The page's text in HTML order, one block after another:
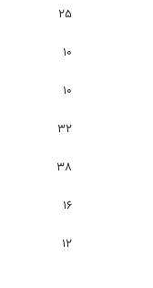
۲۵
۱۰
۱۰
۳۲
۳۸
۱۶
۱۲